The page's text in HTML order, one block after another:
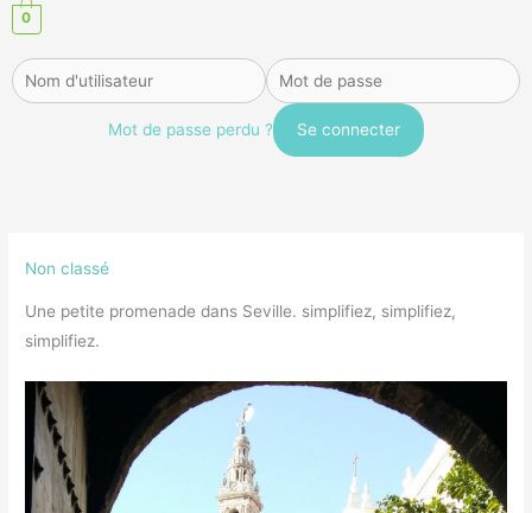
0
Mot de passe perdu ?
Non classé
Une petite promenade dans Seville. simplifiez, simplifiez,
simplifiez.